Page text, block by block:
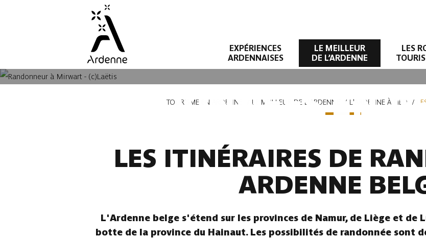
EXPÉRIENCES
ARDENNAISES
LE MEILLEUR
DE L’ARDENNE
LES
LES RANDONNÉES EN
TOURISME EN ARDENNE LE MEILLEUR DE L'ARDENNE L'ARDENNE À PIED
LES ITINÉRAIRES DE
ARDENNE
L'Ardenne belge s'étend sur les provinces de Namur, de Liège et
botte de la province du Hainaut. Les possibilités de randonnée sont